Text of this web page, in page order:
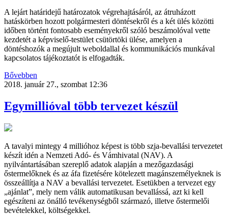
A lejárt határidejű határozatok végrehajtásáról, az átruházott
hatáskörben hozott polgármesteri döntésekről és a két ülés közötti
időben történt fontosabb eseményekről szóló beszámolóval vette
kezdetét a képviselő-testület csütörtöki ülése, amelyen a
döntéshozók a megújult weboldallal és kommunikációs munkával
kapcsolatos tájékoztatót is elfogadták.
Bővebben
2018. január 27., szombat 12:36
Egymillióval több tervezet készül
A tavalyi mintegy 4 millióhoz képest is több szja-bevallási tervezetet
készít idén a Nemzeti Adó- és Vámhivatal (NAV). A
nyilvántartásában szereplő adatok alapján a mezőgazdasági
őstermelőknek és az áfa fizetésére kötelezett magánszemélyeknek is
összeállítja a NAV a bevallási tervezetet. Esetükben a tervezet egy
„ajánlat”, mely nem válik automatikusan bevallássá, azt ki kell
egészíteni az önálló tevékenységből származó, illetve őstermelői
bevételekkel, költségekkel.